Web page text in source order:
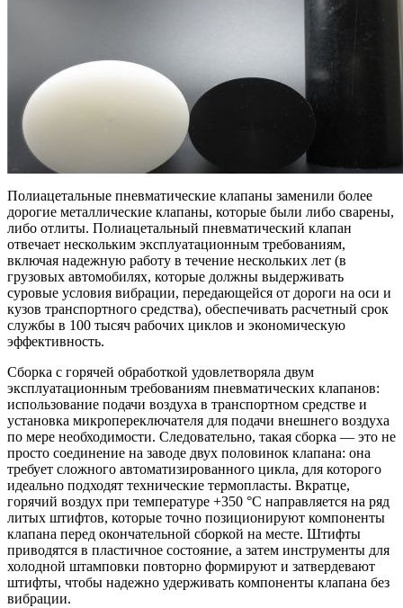
Полиацетальные пневматические клапаны заменили более
дорогие металлические клапаны, которые были либо сварены,
либо отлиты. Полиацетальный пневматический клапан
отвечает нескольким эксплуатационным требованиям,
включая надежную работу в течение нескольких лет (в
грузовых автомобилях, которые должны выдерживать
суровые условия вибрации, передающейся от дороги на оси и
кузов транспортного средства), обеспечивать расчетный срок
службы в 100 тысяч рабочих циклов и экономическую
эффективность.
Сборка с горячей обработкой удовлетворяла двум
эксплуатационным требованиям пневматических клапанов:
использование подачи воздуха в транспортном средстве и
установка микропереключателя для подачи внешнего воздуха
по мере необходимости. Следовательно, такая сборка — это не
просто соединение на заводе двух половинок клапана: она
требует сложного автоматизированного цикла, для которого
идеально подходят технические термопласты. Вкратце,
горячий воздух при температуре +350 °C направляется на ряд
литых штифтов, которые точно позиционируют компоненты
клапана перед окончательной сборкой на месте. Штифты
приводятся в пластичное состояние, а затем инструменты для
холодной штамповки повторно формируют и затвердевают
штифты, чтобы надежно удерживать компоненты клапана без
вибрации.